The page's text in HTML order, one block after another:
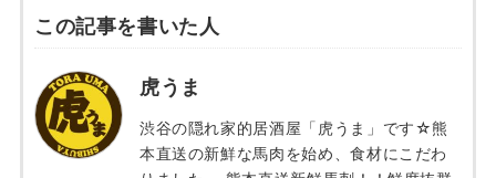
この記事を書いた人
虎うま
渋谷の隠れ家的居酒屋「虎うま」です☆熊
本直送の新鮮な馬肉を始め、食材にこだわ